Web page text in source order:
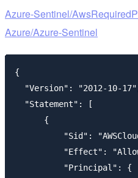
Azure-Sentinel/
Azure/Azure-Sentinel
{
"Version": "2012-10-
  "Statement": [
      {
"Sid":
"Effect":
          "Principal": {